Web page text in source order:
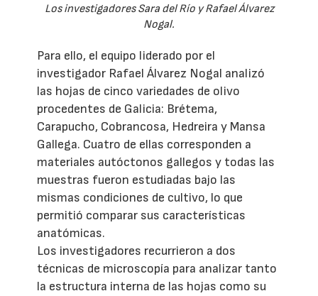
Los investigadores Sara del Río y Rafael Álvarez
Nogal.
Para ello, el equipo liderado por el
investigador Rafael Álvarez Nogal analizó
las hojas de cinco variedades de olivo
procedentes de Galicia: Brétema,
Carapucho, Cobrancosa, Hedreira y Mansa
Gallega. Cuatro de ellas corresponden a
materiales autóctonos gallegos y todas las
muestras fueron estudiadas bajo las
mismas condiciones de cultivo, lo que
permitió comparar sus características
anatómicas.
Los investigadores recurrieron a dos
técnicas de microscopía para analizar tanto
la estructura interna de las hojas como su